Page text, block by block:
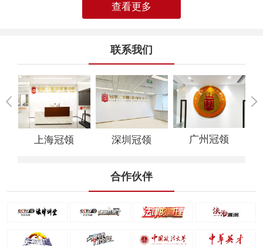
查看更多
联系我们
上海冠领 深圳冠领 广州冠领
合作伙伴